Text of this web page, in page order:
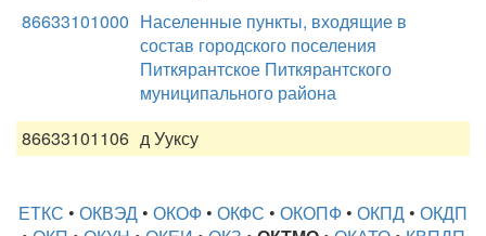
86633101000 Населенные пункты, входящие в
состав городского поселения
Питкярантское Питкярантского
муниципального района
86633101106 д Ууксу
ЕТКС • ОКВЭД • ОКОФ • ОКФС • ОКОПФ • ОКПД • ОКДП